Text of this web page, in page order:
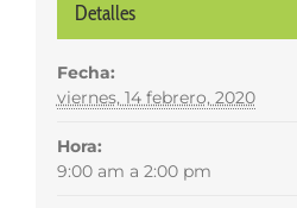
Detalles
Fecha:
viernes, 14 febrero, 2020
Hora:
9:00 am a 2:00 pm